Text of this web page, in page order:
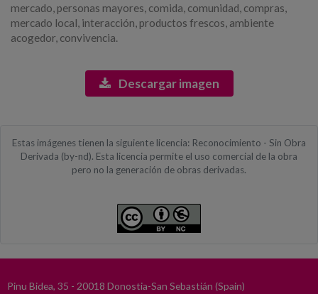
mercado, personas mayores, comida, comunidad, compras,
mercado local, interacción, productos frescos, ambiente
acogedor, convivencia.
Descargar imagen
Estas imágenes tienen la siguiente licencia: Reconocimiento - Sin Obra
Derivada (by-nd). Esta licencia permite el uso comercial de la obra
pero no la generación de obras derivadas.
Pinu Bidea, 35 - 20018 Donostia-San Sebastián (Spain)